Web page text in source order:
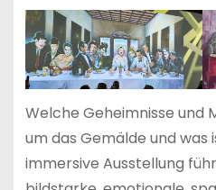
Welche Geheimnisse und
um das Gemälde und was
immersive Ausstellung